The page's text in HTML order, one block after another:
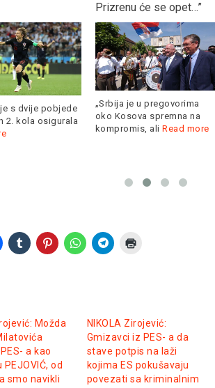
s dvije pobjede
2. kola osigurala
Prizrenu će se opet…”
„Srbija je u pregovorima
oko Kosova spremna na
kompromis, ali Read more
Možda
a kao
od
smo navikli
NIKOLA Zirojević:
Gmizavci iz PES- a da
stave potpis na laži
kojima ES pokušavaju
povezati sa kriminalnim